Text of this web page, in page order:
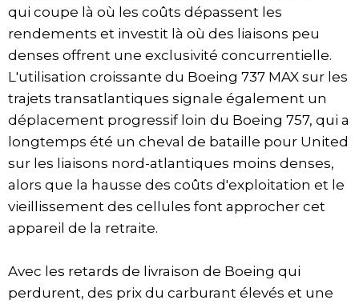
qui coupe là où les coûts dépassent les
rendements et investit là où des liaisons peu
denses offrent une exclusivité concurrentielle.
L'utilisation croissante du Boeing 737 MAX sur les
trajets transatlantiques signale également un
déplacement progressif loin du Boeing 757, qui a
longtemps été un cheval de bataille pour United
sur les liaisons nord-atlantiques moins denses,
alors que la hausse des coûts d'exploitation et le
vieillissement des cellules font approcher cet
appareil de la retraite.
Avec les retards de livraison de Boeing qui
perdurent, des prix du carburant élevés et une